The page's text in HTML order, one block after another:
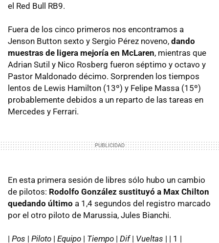
el Red Bull RB9.
Fuera de los cinco primeros nos encontramos a
Jenson Button sexto y Sergio Pérez noveno, dando
muestras de ligera mejoría en McLaren, mientras que
Adrian Sutil y Nico Rosberg fueron séptimo y octavo y
Pastor Maldonado décimo. Sorprenden los tiempos
lentos de Lewis Hamilton (13º) y Felipe Massa (15º)
probablemente debidos a un reparto de las tareas en
Mercedes y Ferrari.
En esta primera sesión de libres sólo hubo un cambio
de pilotos: Rodolfo González sustituyó a Max Chilton
quedando último a 1,4 segundos del registro marcado
por el otro piloto de Marussia, Jules Bianchi.
| Pos | Piloto | Equipo | Tiempo | Dif| Vueltas | | 1 |